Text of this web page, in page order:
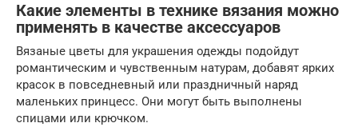
Какие элементы в технике вязания можно
применять в качестве аксессуаров
Вязаные цветы для украшения одежды подойдут
романтическим и чувственным натурам, добавят ярких
красок в повседневный или праздничный наряд
маленьких принцесс. Они могут быть выполнены
спицами или крючком.